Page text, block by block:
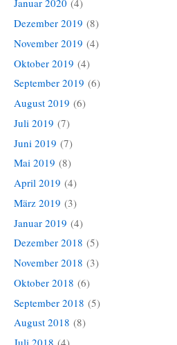
Januar 2020 (4)
Dezember 2019 (8)
November 2019 (4)
Oktober 2019 (4)
September 2019 (6)
August 2019 (6)
Juli 2019 (7)
Juni 2019 (7)
Mai 2019 (8)
April 2019 (4)
März 2019 (3)
Januar 2019 (4)
Dezember 2018 (5)
November 2018 (3)
Oktober 2018 (6)
September 2018 (5)
August 2018 (8)